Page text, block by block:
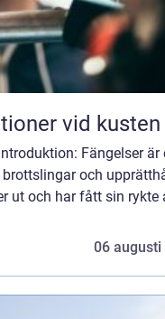
vid kusten
Fängelser är
och
ut och har fått sin rykte
06 augusti